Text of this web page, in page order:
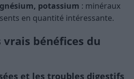
potassium : minéraux
en quantité intéressante.
bénéfices du
et les troubles digestifs